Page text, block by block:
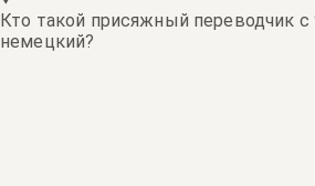
Кто такой присяжный переводчик с
немецкий?